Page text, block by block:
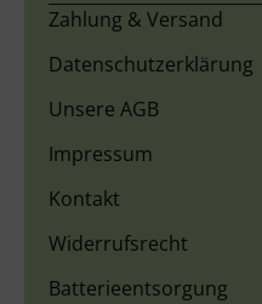
Zahlung & Versand
Datenschutzerklärung
Unsere AGB
Impressum
Kontakt
Widerrufsrecht
Batterieentsorgung